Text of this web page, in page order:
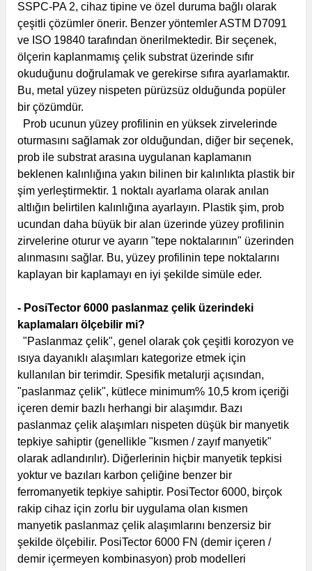
SSPC-PA 2, cihaz tipine ve özel duruma bağlı olarak
çeşitli çözümler önerir. Benzer yöntemler ASTM D7091
ve ISO 19840 tarafından önerilmektedir. Bir seçenek,
ölçerin kaplanmamış çelik substrat üzerinde sıfır
okuduğunu doğrulamak ve gerekirse sıfıra ayarlamaktır.
Bu, metal yüzey nispeten pürüzsüz olduğunda popüler
bir çözümdür.
Prob ucunun yüzey profilinin en yüksek zirvelerinde
oturmasını sağlamak zor olduğundan, diğer bir seçenek,
prob ile substrat arasına uygulanan kaplamanın
beklenen kalınlığına yakın bilinen bir kalınlıkta plastik bir
şim yerleştirmektir. 1 noktalı ayarlama olarak anılan
altlığın belirtilen kalınlığına ayarlayın. Plastik şim, prob
ucundan daha büyük bir alan üzerinde yüzey profilinin
zirvelerine oturur ve ayarın "tepe noktalarının" üzerinden
alınmasını sağlar. Bu, yüzey profilinin tepe noktalarını
kaplayan bir kaplamayı en iyi şekilde simüle eder.
- PosiTector 6000 paslanmaz çelik üzerindeki
kaplamaları ölçebilir mi?
"Paslanmaz çelik", genel olarak çok çeşitli korozyon ve
ısıya dayanıklı alaşımları kategorize etmek için
kullanılan bir terimdir. Spesifik metalurji açısından,
"paslanmaz çelik", kütlece minimum% 10,5 krom içeriği
içeren demir bazlı herhangi bir alaşımdır. Bazı
paslanmaz çelik alaşımları nispeten düşük bir manyetik
tepkiye sahiptir (genellikle "kısmen / zayıf manyetik"
olarak adlandırılır). Diğerlerinin hiçbir manyetik tepkisi
yoktur ve bazıları karbon çeliğine benzer bir
ferromanyetik tepkiye sahiptir. PosiTector 6000, birçok
rakip cihaz için zorlu bir uygulama olan kısmen
manyetik paslanmaz çelik alaşımlarını benzersiz bir
şekilde ölçebilir. PosiTector 6000 FN (demir içeren /
demir içermeyen kombinasyon) prob modelleri